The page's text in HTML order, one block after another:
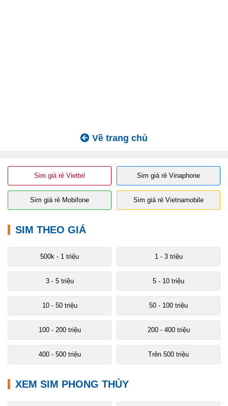
Về trang chủ
Sim giá rẻ Viettel Sim giá rẻ Vinaphone
Sim giá rẻ Mobifone Sim giá rẻ Vietnamobile
SIM THEO GIÁ
500k - 1 triệu 1 - 3 triệu
3 - 5 triệu 5 - 10 triệu
10 - 50 triệu 50 - 100 triệu
100 - 200 triệu 200 - 400 triệu
400 - 500 triệu Trên 500 triệu
XEM SIM PHONG THỦY